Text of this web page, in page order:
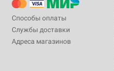
Способы оплаты
Службы доставки
Адреса магазинов